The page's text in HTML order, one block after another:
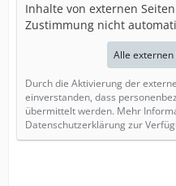
Inhalte von externen
Zustimmung nicht
Alle
Durch die Aktivierung der
einverstanden, dass
übermittelt werden. Mehr
Datenschutzerklärung zur